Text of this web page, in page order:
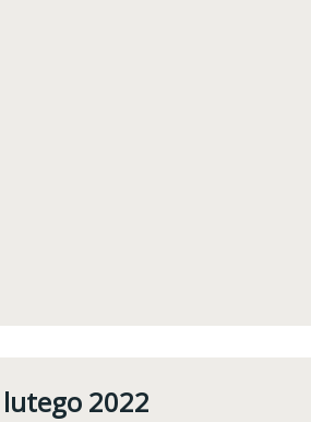
2022